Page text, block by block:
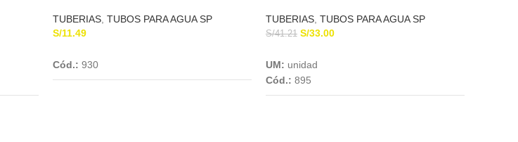
TUBERIAS TUBOS PARA AGUA SP
S/11.49
Cód.: 930
TUBERIAS TUBOS PARA AGUA SP
S/41.21 S/33.00
UM: unidad
Cód.: 895